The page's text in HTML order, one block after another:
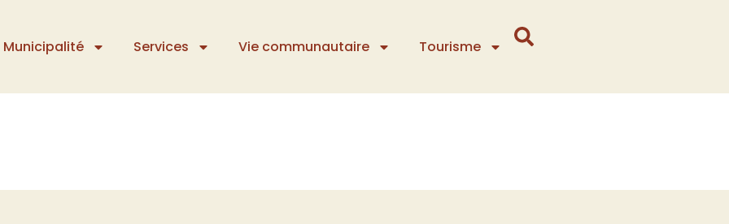
Municipalité Services Vie communautaire Tourisme